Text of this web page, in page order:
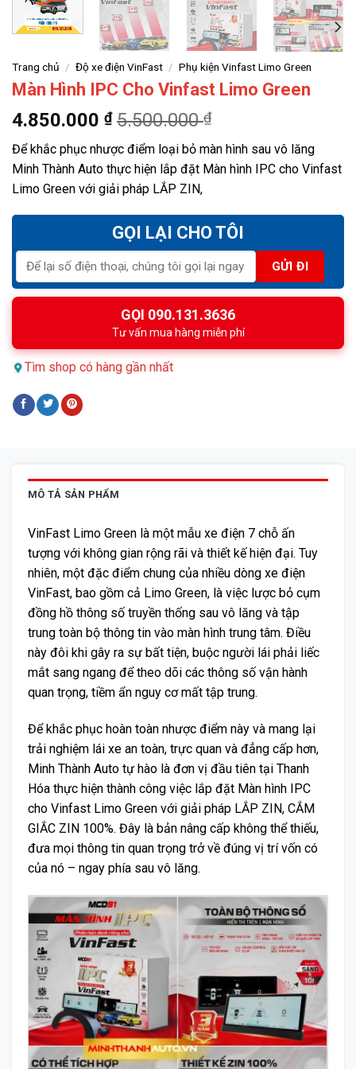
Trang chủ / Độ xe điện VinFast / Phụ kiện Vinfast Limo Green
Màn Hình IPC Cho Vinfast Limo Green
4.850.000 ₫ 5.500.000₫
Để khắc phục nhược điểm loại bỏ màn hình sau vô lăng
Minh Thành Auto thực hiện lắp đặt Màn hình IPC cho Vinfast
Limo Green với giải pháp LẮP ZIN,
GỌI LẠI CHO TÔI
GỌI 090.131.3636
Tư vấn mua hàng miễn phí
Tìm shop có hàng gần nhất
MÔ TẢ SẢN PHẨM
VinFast Limo Green là một mẫu xe điện 7 chỗ ấn
tượng với không gian rộng rãi và thiết kế hiện đại. Tuy
nhiên, một đặc điểm chung của nhiều dòng xe điện
VinFast, bao gồm cả Limo Green, là việc lược bỏ cụm
đồng hồ thông số truyền thống sau vô lăng và tập
trung toàn bộ thông tin vào màn hình trung tâm. Điều
này đôi khi gây ra sự bất tiện, buộc người lái phải liếc
mắt sang ngang để theo dõi các thông số vận hành
quan trọng, tiềm ẩn nguy cơ mất tập trung.
Để khắc phục hoàn toàn nhược điểm này và mang lại
trải nghiệm lái xe an toàn, trực quan và đẳng cấp hơn,
Minh Thành Auto tự hào là đơn vị đầu tiên tại Thanh
Hóa thực hiện thành công việc lắp đặt Màn hình IPC
cho Vinfast Limo Green với giải pháp LẮP ZIN, CẮM
GIẮC ZIN 100%. Đây là bản nâng cấp không thể thiếu,
đưa mọi thông tin quan trọng trở về đúng vị trí vốn có
của nó – ngay phía sau vô lăng.